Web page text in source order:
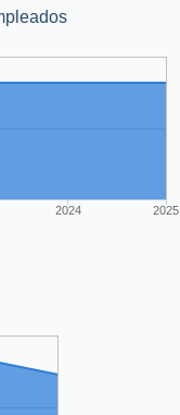
2024 2025